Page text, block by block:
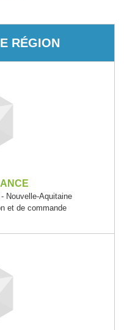
RÉGION
Nouvelle-Aquitaine
et de commande